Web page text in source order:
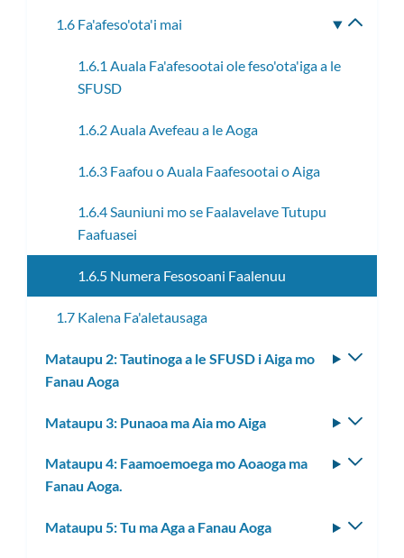
1.6 Fa'afeso'ota'i mai
1.6.1 Auala Fa'afesootai ole feso'ota'iga a le
SFUSD
1.6.2 Auala Avefeau a le Aoga
1.6.3 Faafou o Auala Faafesootai o Aiga
1.6.4 Sauniuni mo se Faalavelave Tutupu
Faafuasei
1.6.5 Numera Fesosoani Faalenuu
1.7 Kalena Fa'aletausaga
Mataupu 2: Tautinoga a le SFUSD i Aiga mo
Fanau Aoga
Mataupu 3: Punaoa ma Aia mo Aiga
Mataupu 4: Faamoemoega mo Aoaoga ma
Fanau Aoga.
Mataupu 5: Tu ma Aga a Fanau Aoga